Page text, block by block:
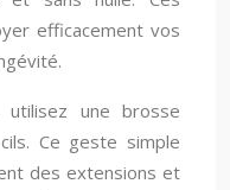
efficacement vos
une brosse
Ce geste simple
des extensions et